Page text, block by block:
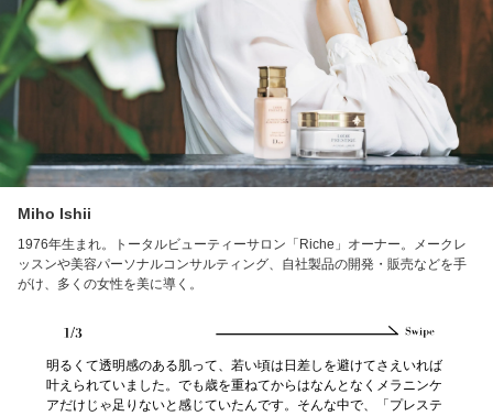
Miho Ishii
1976年生まれ。トータルビューティーサロン「Riche」オーナー。メークレ
ッスンや美容パーソナルコンサルティング、自社製品の開発・販売などを手
がけ、多くの女性を美に導く。
明るくて透明感のある肌って、若い頃は日差しを避けてさえいれば
叶えられていました。でも歳を重ねてからはなんとなくメラニンケ
アだけじゃ足りないと感じていたんです。そんな中で、「プレステ